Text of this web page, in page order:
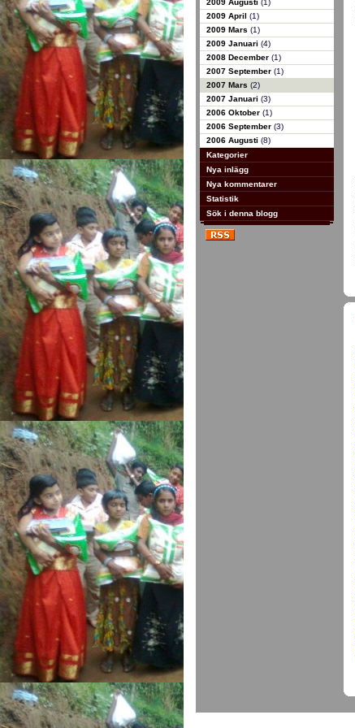
2009 Augusti (1)
2009 April (1)
2009 Mars (1)
2009 Januari (4)
2008 December (1)
2007 September (1)
2007 Mars (2)
2007 Januari (3)
2006 Oktober (1)
2006 September (3)
2006 Augusti (8)
Kategorier
Nya inlägg
Nya kommentarer
Statistik
Sök i denna blogg